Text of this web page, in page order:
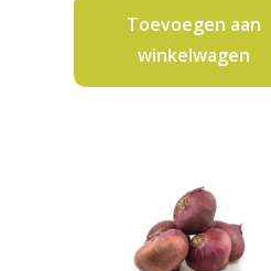
500
gram
Toevoegen aan
winkelwagen